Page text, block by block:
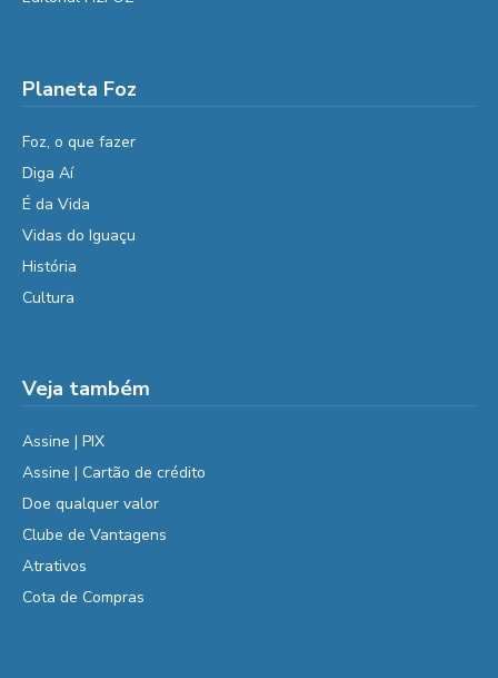
Planeta Foz
Foz, o que fazer
Diga Aí
É da Vida
Vidas do Iguaçu
História
Cultura
Veja também
Assine | PIX
Assine | Cartão de crédito
Doe qualquer valor
Clube de Vantagens
Atrativos
Cota de Compras